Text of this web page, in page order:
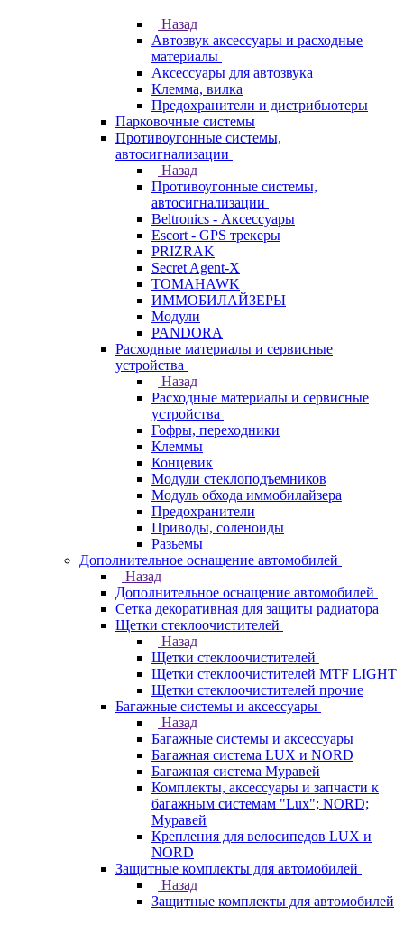
Назад
Автозвук аксессуары и расходные
материалы
Аксессуары для автозвука
Клемма, вилка
Предохранители и дистрибьютеры
Парковочные системы
Противоугонные системы,
автосигнализации
Назад
Противоугонные системы,
автосигнализации
Beltronics - Аксессуары
Escort - GPS трекеры
PRIZRAK
Secret Agent-X
TOMAHAWK
ИММОБИЛАЙЗЕРЫ
Модули
PANDORA
Расходные материалы и сервисные
устройства
Назад
Расходные материалы и сервисные
устройства
Гофры, переходники
Клеммы
Концевик
Модули стеклоподъемников
Модуль обхода иммобилайзера
Предохранители
Приводы, соленоиды
Разьемы
Дополнительное оснащение автомобилей
Назад
Дополнительное оснащение автомобилей
Сетка декоративная для защиты радиатора
Щетки стеклоочистителей
Назад
Щетки стеклоочистителей
Щетки стеклоочистителей MTF LIGHT
Щетки стеклоочистителей прочие
Багажные системы и аксессуары
Назад
Багажные системы и аксессуары
Багажная система LUX и NORD
Багажная система Муравей
Комплекты, аксессуары и запчасти к
багажным системам "Lux"; NORD;
Муравей
Крепления для велосипедов LUX и
NORD
Защитные комплекты для автомобилей
Назад
Защитные комплекты для автомобилей